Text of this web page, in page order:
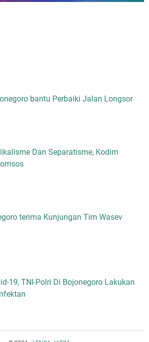
bantu Perbaiki Jalan Longsor
Dan Separatisme, Kodim
terima Kunjungan Tim Wasev
19, TNI-Polri Di Bojonegoro Lakukan